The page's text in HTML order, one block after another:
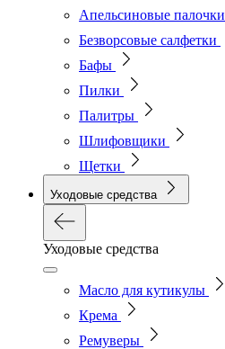
Апельсиновые палочки
Безворсовые салфетки
Бафы
Пилки
Палитры
Шлифовщики
Щетки
Уходовые средства
Уходовые средства
Масло для кутикулы
Крема
Ремуверы